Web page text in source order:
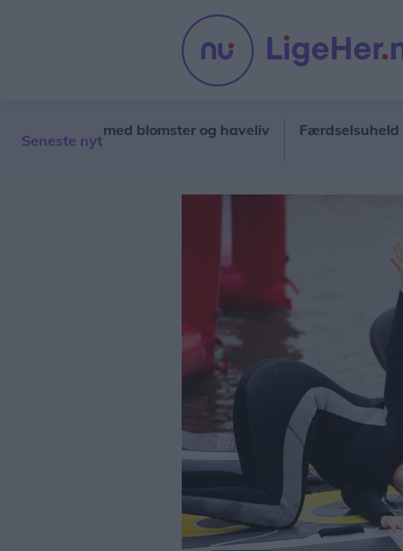
Seneste nyt
med blomster og haveliv Færdselsuheld på